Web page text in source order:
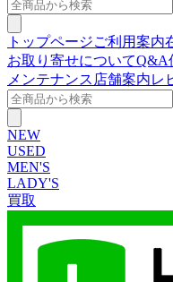
トップページご利用案内
お取り寄せについてQ&A
メンテナンス 店舗案内レ
NEW
USED
MEN'S
LADY'S
買取